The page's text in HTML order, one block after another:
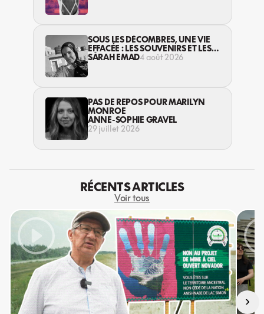
SOUS LES DÉCOMBRES, UNE VIE
EFFACÉE : LES SOUVENIRS ET LES
RÊVES PERDUS DES HABITANT·ES
SARAH EMAD4 août 2026
PAS DE REPOS POUR MARILYN
MONROE
ANNE-SOPHIE GRAVEL
29 juillet 2026
RÉCENTS ARTICLES
Voir tous
›